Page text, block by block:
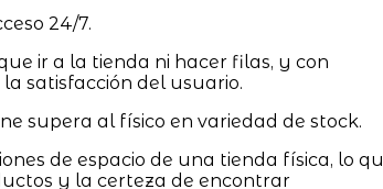
24/7.
ir a la tienda ni hacer filas, y con
satisfacción del usuario.
supera al físico en variedad de stock.
de espacio de una tienda física, lo
y la certeza de encontrar